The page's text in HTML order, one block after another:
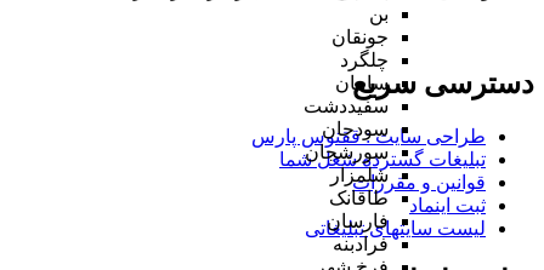
بن
جونقان
چلگرد
سامان
سفیددشت
سودجان
سورشجان
شلمزار
طاقانک
فارسان
فرادبنه
دسترسی سریع
طراحی سایت :‌ ققنوس پارس
تبلیغات گسترده شغل شما
قوانین و مقررات
ثبت اینماد
لیست سایتهای تبلیغاتی